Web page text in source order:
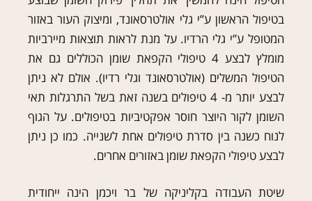
בטיפול הראשון ע”י גלי אולטרסאונד, ומיצוק העור באזור
המטופל ע”י גלי הרדיו. על מנת לראות תוצאות מיירביות
מומלץ לבצע 4 טיפולי הקפאת שומן הכוללים גם את
הטיפול המשלים (אולטרסאונד וגלי רדיו). אולם לא ניתן
לבצע יותר מ- 4 טיפולים בשנה זאת בשל התרגלות תאי
השומן לקור היוצר חוסר אפקטיביות בטיפולים. על הגוף
לנוח כשנה בין סדרת טיפולים אחת לשנייה. כמו כן ניתן
לבצע טיפולי הקפאת שומן באזורים אחרים.
שיטת העבודה בקליניקה של בר ויכמן הינה ייחודית